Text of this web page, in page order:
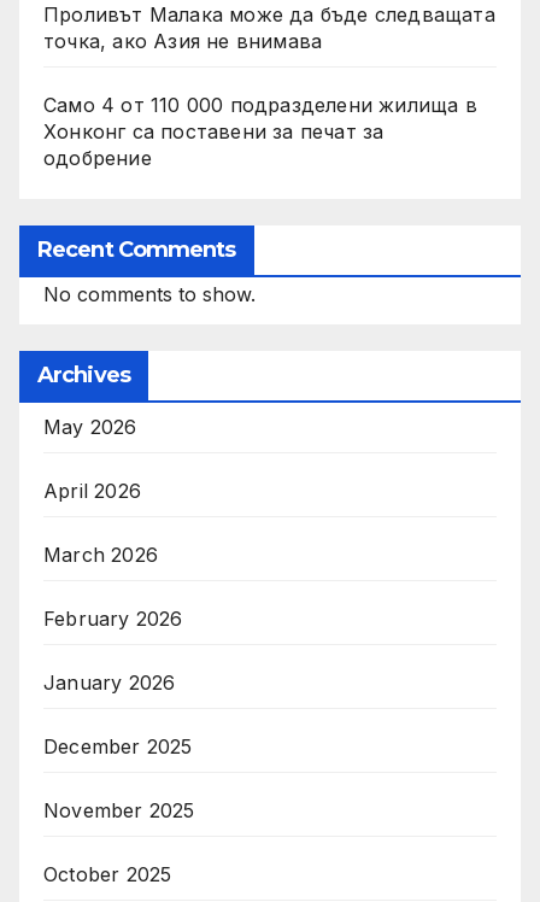
Проливът Малака може да бъде следващата
точка, ако Азия не внимава
Само 4 от 110 000 подразделени жилища в
Хонконг са поставени за печат за
одобрение
Recent Comments
No comments to show.
Archives
May 2026
April 2026
March 2026
February 2026
January 2026
December 2025
November 2025
October 2025